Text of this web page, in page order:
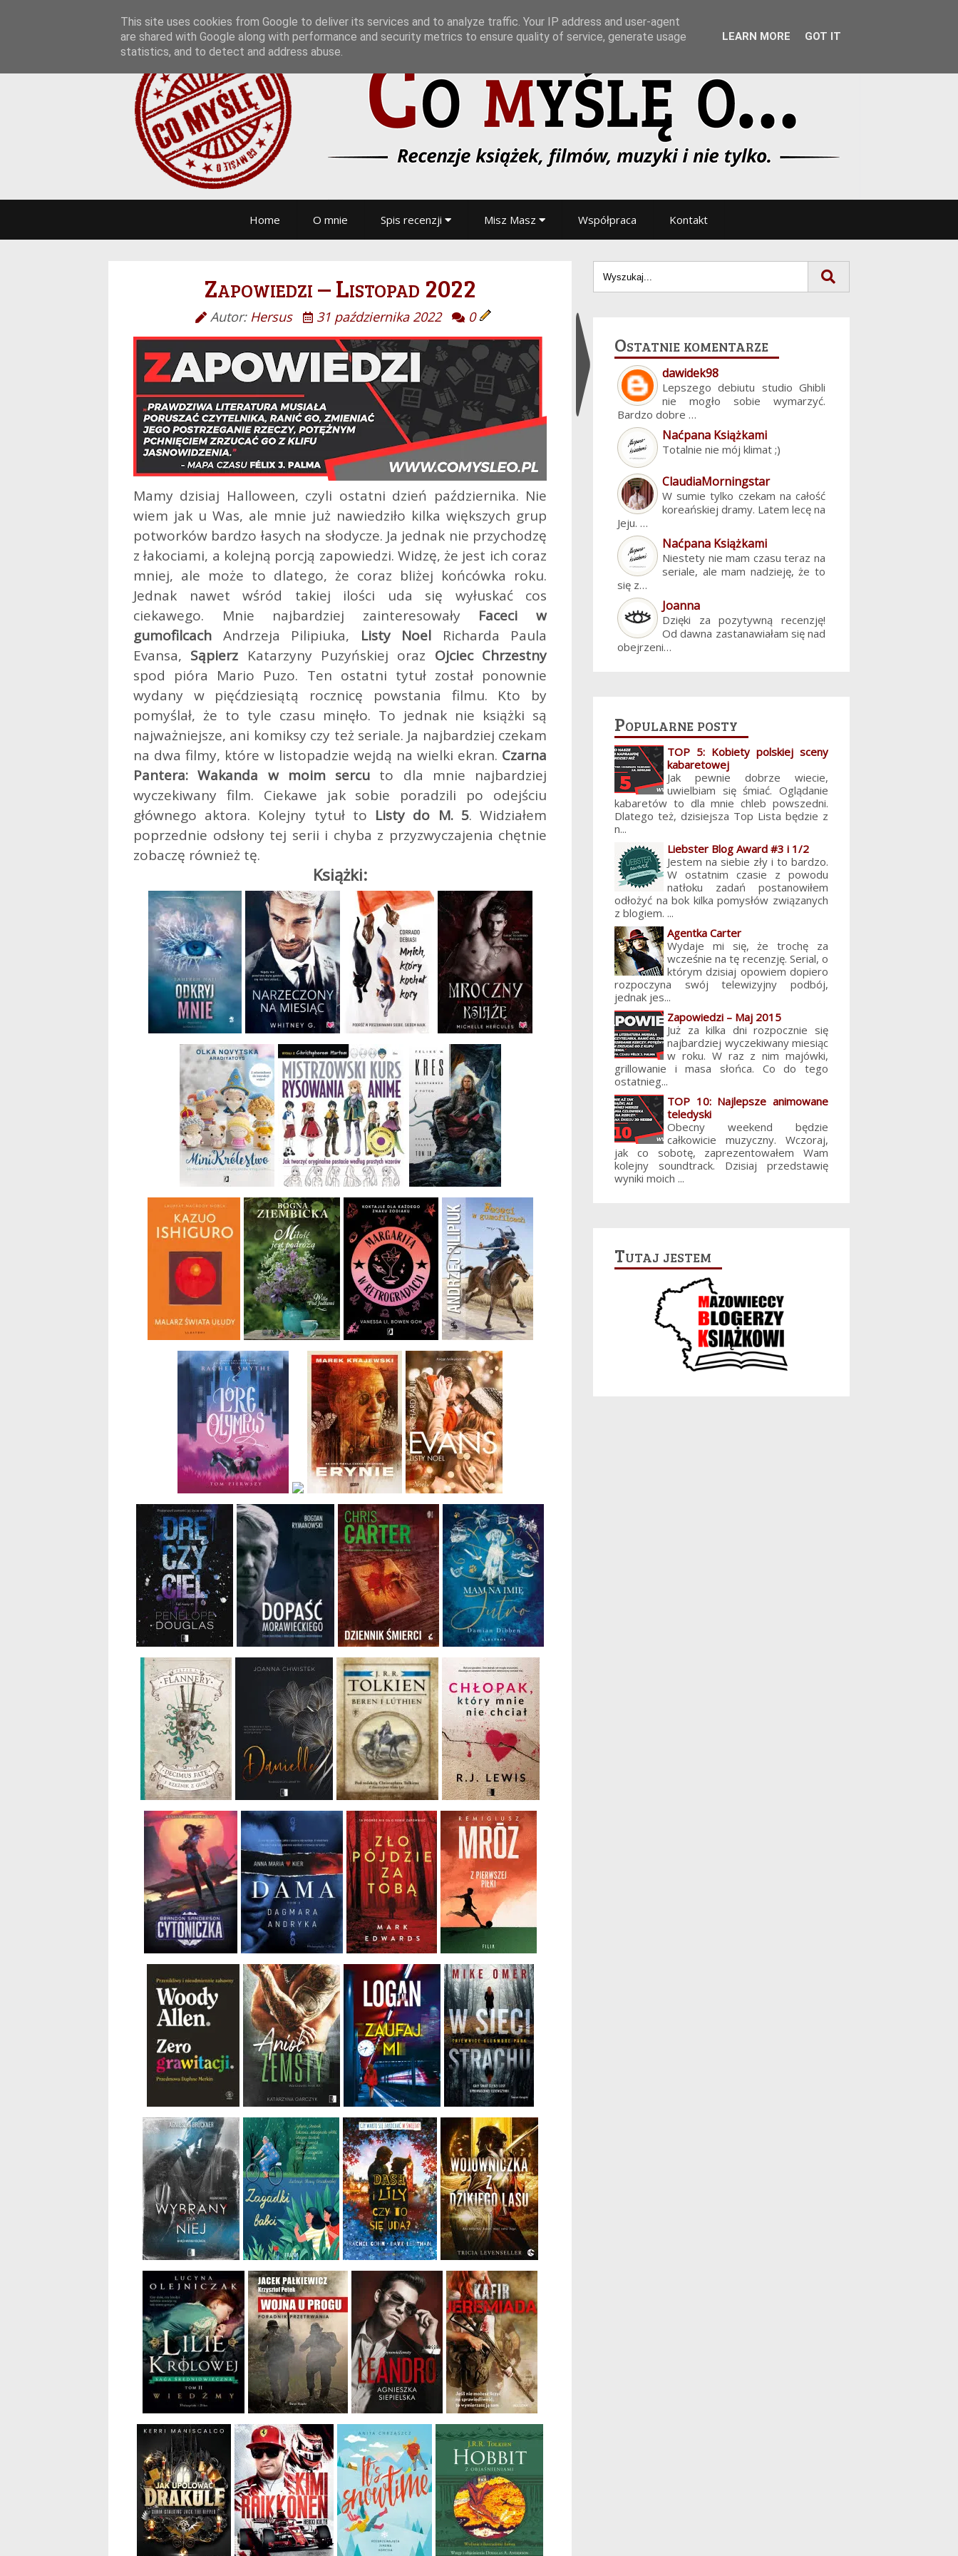
Home O mnie Spis recenzji Misz Masz Współpraca Kontakt
Zapowiedzi – Listopad 2022
Autor: Hersus 31 października 2022 0
Mamy dzisiaj Halloween, czyli ostatni dzień października. Nie
wiem jak u Was, ale mnie już nawiedziło kilka większych grup
potworków bardzo łasych na słodycze. Ja jednak nie przychodzę
z łakociami, a kolejną porcją zapowiedzi. Widzę, że jest ich coraz
mniej, ale może to dlatego, że coraz bliżej końcówka roku.
Jednak nawet wśród takiej ilości uda się wyłuskać cos
ciekawego. Mnie najbardziej zainteresowały Faceci w
gumofilcach Andrzeja Pilipiuka, Listy Noel Richarda Paula
Evansa, Sąpierz Katarzyny Puzyńskiej oraz Ojciec Chrzestny
spod pióra Mario Puzo. Ten ostatni tytuł został ponownie
wydany w pięćdziesiątą rocznicę powstania filmu. Kto by
pomyślał, że to tyle czasu minęło. To jednak nie książki są
najważniejsze, ani komiksy czy też seriale. Ja najbardziej czekam
na dwa filmy, które w listopadzie wejdą na wielki ekran. Czarna
Pantera: Wakanda w moim sercu to dla mnie najbardziej
wyczekiwany film. Ciekawe jak sobie poradzili po odejściu
głównego aktora. Kolejny tytuł to Listy do M. 5. Widziałem
poprzednie odsłony tej serii i chyba z przyzwyczajenia chętnie
zobaczę również tę.
Książki:
Ukryj
Ostatnie komentarze
dawidek98
Lepszego debiutu studio Ghibli
nie mogło sobie wymarzyć.
Bardzo dobre …
Naćpana Książkami
Totalnie nie mój klimat ;)
ClaudiaMorningstar
W sumie tylko czekam na całość
koreańskiej dramy. Latem lecę na
Jeju. …
Naćpana Książkami
Niestety nie mam czasu teraz na
seriale, ale mam nadzieję, że to
się z…
Joanna
Dzięki za pozytywną recenzję!
Od dawna zastanawiałam się nad
obejrzeni…
Popularne posty
TOP 5: Kobiety polskiej sceny
kabaretowej
Jak pewnie dobrze wiecie,
uwielbiam się śmiać. Oglądanie
kabaretów to dla mnie chleb powszedni.
Dlatego też, dzisiejsza Top Lista będzie z
n...
Liebster Blog Award #3 i 1/2
Jestem na siebie zły i to bardzo.
W ostatnim czasie z powodu
natłoku zadań postanowiłem
odłożyć na bok kilka pomysłów związanych
z blogiem. ...
Agentka Carter
Wydaje mi się, że trochę za
wcześnie na tę recenzję. Serial, o
którym dzisiaj opowiem dopiero
rozpoczyna swój telewizyjny podbój,
jednak jes...
Zapowiedzi – Maj 2015
Już za kilka dni rozpocznie się
najbardziej wyczekiwany miesiąc
w roku. W raz z nim majówki,
grillowanie i masa słońca. Co do tego
ostatnieg...
TOP 10: Najlepsze animowane
teledyski
Obecny weekend będzie
całkowicie muzyczny. Wczoraj,
jak co sobotę, zaprezentowałem Wam
kolejny soundtrack. Dzisiaj przedstawię
wyniki moich ...
Tutaj jestem
This site uses cookies from Google to deliver its services and to analyze traffic. Your IP address and user-agent
are shared with Google along with performance and security metrics to ensure quality of service, generate usage
statistics, and to detect and address abuse.
LEARN MORE GOT IT